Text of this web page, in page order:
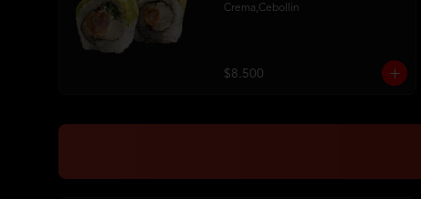
Crema,Cebollin
$8.500